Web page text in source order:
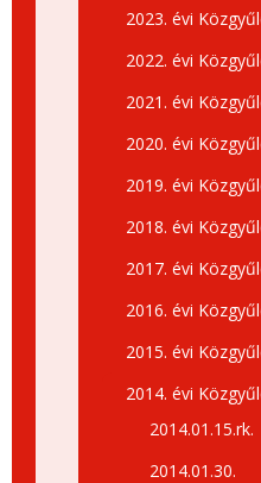
2023. évi
2022. évi
2021. évi
2020. évi
2019. évi
2018. évi
2017. évi
2016. évi
2015. évi
2014. évi
2014.01.15.rk.
2014.01.30.